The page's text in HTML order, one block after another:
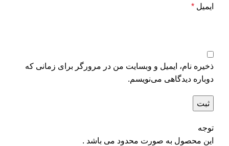
ایمیل *
ذخیره نام، ایمیل و وبسایت من در مرورگر برای زمانی که
دوباره دیدگاهی می‌نویسم.
توجه
این محصول به صورت محدود می باشد .